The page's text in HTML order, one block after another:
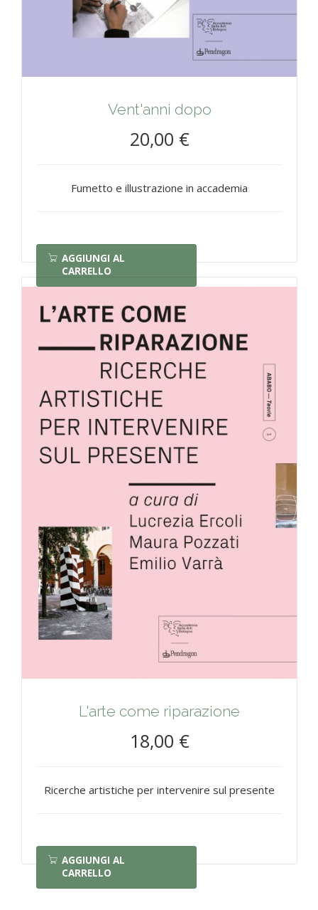
Vent'anni dopo
20,00 €
Fumetto e illustrazione in accademia
AGGIUNGI AL
CARRELLO
L'arte come riparazione
18,00 €
Ricerche artistiche per intervenire sul presente
AGGIUNGI AL
CARRELLO